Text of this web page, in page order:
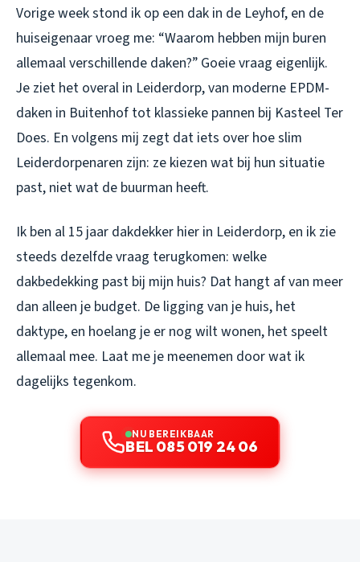
Vorige week stond ik op een dak in de Leyhof, en de
huiseigenaar vroeg me: “Waarom hebben mijn buren
allemaal verschillende daken?” Goeie vraag eigenlijk.
Je ziet het overal in Leiderdorp, van moderne EPDM-
daken in Buitenhof tot klassieke pannen bij Kasteel Ter
Does. En volgens mij zegt dat iets over hoe slim
Leiderdorpenaren zijn: ze kiezen wat bij hun situatie
past, niet wat de buurman heeft.
Ik ben al 15 jaar dakdekker hier in Leiderdorp, en ik zie
steeds dezelfde vraag terugkomen: welke
dakbedekking past bij mijn huis? Dat hangt af van meer
dan alleen je budget. De ligging van je huis, het
daktype, en hoelang je er nog wilt wonen, het speelt
allemaal mee. Laat me je meenemen door wat ik
dagelijks tegenkom.
NU BEREIKBAAR
BEL 085 019 24 06